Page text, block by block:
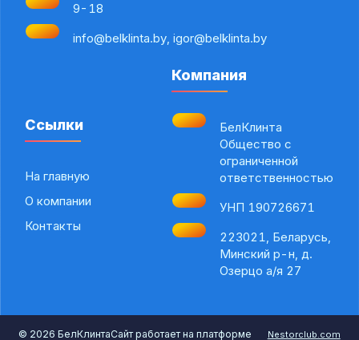
9-18
info@belklinta.by, igor@belklinta.by
Ссылки
На главную
О компании
Контакты
Компания
БелКлинта
Общество с
ограниченной
ответственностью
УНП 190726671
223021, Беларусь,
Минский р-н, д.
Озерцо а/я 27
© 2026 БелКлинтаСайт работает на платформе Nestorclub.com